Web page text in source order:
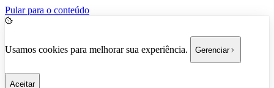
Pular para o conteúdo
Usamos cookies para melhorar sua experiência. Gerenciar
Aceitar